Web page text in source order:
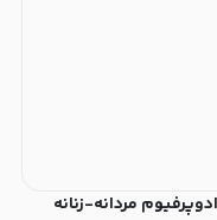
مردانه-زنانه